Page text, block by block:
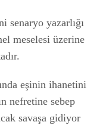
senaryo yazarlığı
meselesi üzerine
eşinin ihanetini
nefretine sebep
savaşa gidiyor